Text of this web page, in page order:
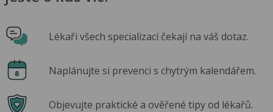
Lékaři všech specializací čekají na váš dotaz.
Naplánujte si prevenci s chytrým kalendářem.
Objevujte praktické a ověřené tipy od lékařů.